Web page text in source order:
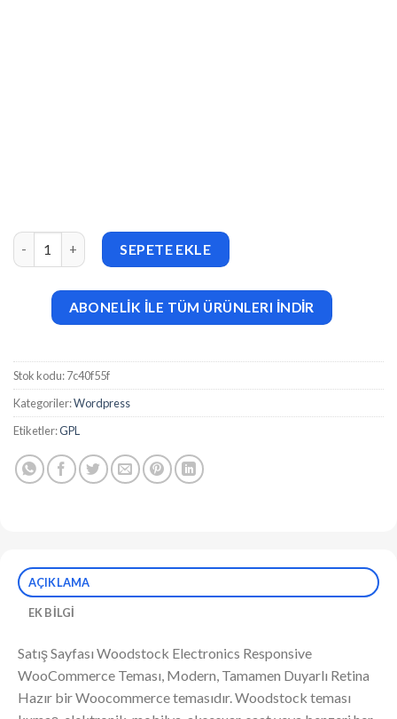
Woodstock (v2.9.1) Electronics Responsive WooCommerce
SEPETE EKLE
ABONELİK İLE TÜM ÜRÜNLERI İNDİR
Stok kodu:7c40f55f
Kategoriler:Wordpress
Etiketler:GPL
AÇIKLAMA
EK BILGI
Satış Sayfası Woodstock Electronics Responsive
WooCommerce Teması, Modern, Tamamen Duyarlı Retina
Hazır bir Woocommerce temasıdır. Woodstock teması